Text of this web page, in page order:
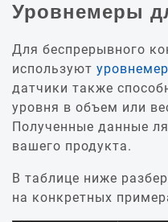
Уровнемеры
Для беспрерывного
используют
датчики также
уровня в объем или
Полученные данные
вашего продукта.
В таблице ниже
на конкретных